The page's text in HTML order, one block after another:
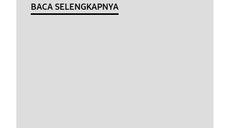
BACA SELENGKAPNYA